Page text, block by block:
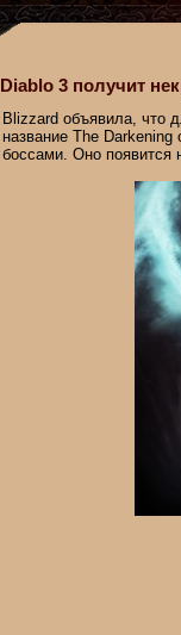
Diablo 3 получит
Blizzard объявила, что
название The
боссами. Оно